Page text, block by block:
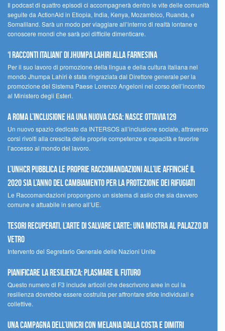
Il podcast di quattro episodi ci accompagnerà dentro le vite delle comunità
seguite da ActionAid in Etiopia, India, Kenya, Mozambico, Ruanda, e
Somaliland. Sarà un modo per viaggiare all’interno di realtà lontane e
conoscere mondi che sarà poi difficile dimenticare.
‘I racconti italiani’ di Jhumpa Lahiri alla Farnesina
Per il suo lavoro di promozione della lingua e della cultura italiana nel
mondo Jhumpa Lahiri è stata ringraziata dal Direttore generale per la
promozione del Sistema Paese Lorenzo Angeloni nel corso dell’incontro
al Ministero degli Esteri.
A Roma l’inclusione ha una nuova casa: nasce Ottavia129
Un nuovo spazio dedicato da INTERSOS all’inclusione sociale, attraverso
corsi rivolti alla crescita delle proprie competenze e capacità e favorire
l’accesso al mondo del lavoro.
L’UNHCR pubblica le proprie raccomandazioni all’UE affinché il
2020 sia l’anno del cambiamento per la protezione dei rifugiati
Le Raccomandazioni propongono un sistema di asilo che sia davvero
comune e attuabile in seno all’UE.
Tesori recuperati, l’arte di salvare l’arte: una mostra al Palazzo di
Vetro
Intervento del Segretario Generale delle Nazioni Unite
Pianificare la resilienza: plasmare il futuro
Questo numero di F3 include articoli che descrivono aree in cui la
resilienza dovrebbe essere costruita per affrontare sfide individuali e
collettive.
Una campagna dell’UNICRI con Melania Dalla Costa e Dimitri